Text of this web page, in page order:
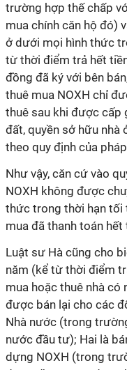
trường hợp thế chấp
mua chính căn hộ đó)
ở dưới mọi hình thức
từ thời điểm trả hết
đồng đã ký với bên
thuê mua NOXH chỉ
thuê sau khi được cấp
đất, quyền sở hữu nhà
theo quy định của
Như vậy, căn cứ vào
NOXH không được
thức trong thời hạn tối
mua đã thanh toán hết
Luật sư Hà cũng cho
năm (kể từ thời điểm
mua hoặc thuê nhà có
được bán lại cho các
Nhà nước (trong
nước đầu tư); Hai là
dựng NOXH (trong